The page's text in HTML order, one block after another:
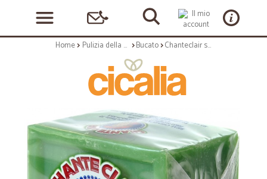
Home Pulizia della casa Bucato Chanteclair sapone bucato verde gr.300